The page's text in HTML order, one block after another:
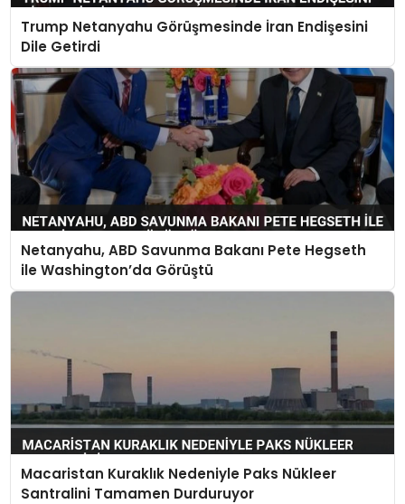
Trump Netanyahu Görüşmesinde İran Endişesini
Dile Getirdi
Netanyahu, ABD Savunma Bakanı Pete Hegseth
ile Washington’da Görüştü
Macaristan Kuraklık Nedeniyle Paks Nükleer
Santralini Tamamen Durduruyor